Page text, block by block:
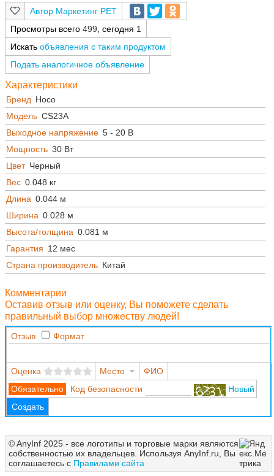
Маркетинг РЕТ
Просмотры всего 499 , сегодня 1
Искать объявления с таким продуктом
Подать аналогичное объявление
Характеристики
Бренд Hoco
Модель CS23A
Выходное напряжение 5 - 20 В
Мощность 30 Вт
Цвет Черный
Вес 0.048 кг
Длина 0.044 м
Ширина 0.028 м
Высота/толщина 0.081 м
Гарантия 12 мес
Страна производитель Китай
Комментарии
Оставив отзыв или оценку, Вы поможете сделать
правильный выбор множеству людей!
Отзыв Формат
Оценка Место
ФИО
Код безопасности
Новый
Создать
© AnyInf 2025 - все логотипы и торговые марки являются
собственностью их владельцев. Используя AnyInf.ru, Вы
соглашаетесь с Правилами сайта